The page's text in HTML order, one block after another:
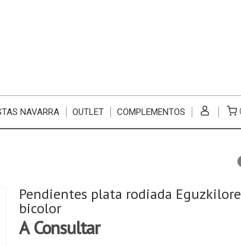
NAVARRA OUTLET COMPLEMENTOS
Pendientes plata rodiada Eguzkilore
bicolor
A Consultar